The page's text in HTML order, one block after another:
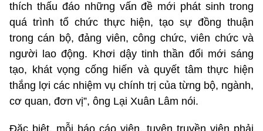
thích thấu đáo những vấn đề mới phát sinh trong
quá trình tổ chức thực hiện, tạo sự đồng thuận
trong cán bộ, đảng viên, công chức, viên chức và
người lao động. Khơi dậy tinh thần đổi mới sáng
tạo, khát vọng cống hiến và quyết tâm thực hiện
thắng lợi các nhiệm vụ chính trị của từng bộ, ngành,
cơ quan, đơn vị”, ông Lại Xuân Lâm nói.